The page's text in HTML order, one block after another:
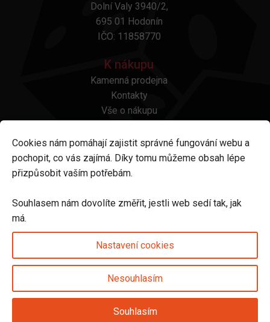
Dolní Valy 3940/2,
695 01 Hodonín
IČO: 11858770
K nákupu
Kamenná prodejna
Kontakty
Vše o nákupu
Platba a doprava
Reklamace a vrácení
Obchodní podmínky
Odstoupení od smlouvy
Sledujte nás na
© 2025 Svět karet s.r.o. | vytvořeno DIGIBEES
Cookies nám pomáhají zajistit správné fungování webu a
pochopit, co vás zajímá. Díky tomu můžeme obsah lépe
přizpůsobit vaším potřebám.
Souhlasem nám dovolíte změřit, jestli web sedí tak, jak
má.
Nastavení cookies
Nesouhlasím
Souhlasím